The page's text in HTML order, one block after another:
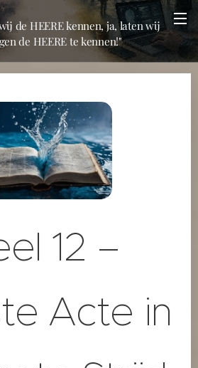
de HEERE kennen, ja, laten wij
de HEERE te kennen!"
12 –
Acte in